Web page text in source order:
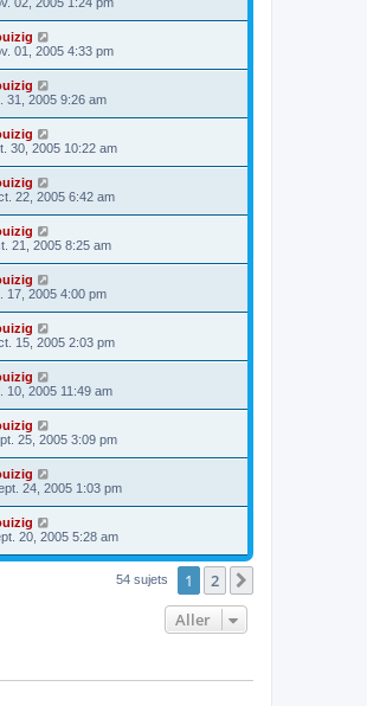
01, 2005 4:33 pm
31, 2005 9:26 am
30, 2005 10:22 am
22, 2005 6:42 am
21, 2005 8:25 am
17, 2005 4:00 pm
15, 2005 2:03 pm
10, 2005 11:49 am
25, 2005 3:09 pm
24, 2005 1:03 pm
20, 2005 5:28 am
54 sujets 1 2
Aller